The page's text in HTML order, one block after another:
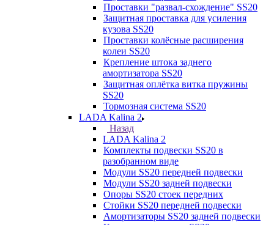
Проставки "развал-схождение" SS20
Защитная проставка для усиления
кузова SS20
Проставки колёсные расширения
колеи SS20
Крепление штока заднего
амортизатора SS20
Защитная оплётка витка пружины
SS20
Тормозная система SS20
LADA Kalina 2
Назад
LADA Kalina 2
Комплекты подвески SS20 в
разобранном виде
Модули SS20 передней подвески
Модули SS20 задней подвески
Опоры SS20 стоек передних
Стойки SS20 передней подвески
Амортизаторы SS20 задней подвески